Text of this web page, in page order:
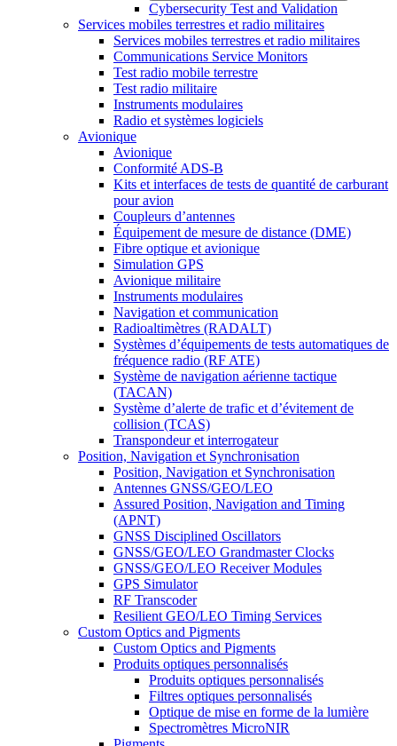
Cybersecurity Test and Validation
Services mobiles terrestres et radio militaires
Services mobiles terrestres et radio militaires
Communications Service Monitors
Test radio mobile terrestre
Test radio militaire
Instruments modulaires
Radio et systèmes logiciels
Avionique
Avionique
Conformité ADS-B
Kits et interfaces de tests de quantité de carburant
pour avion
Coupleurs d’antennes
Équipement de mesure de distance (DME)
Fibre optique et avionique
Simulation GPS
Avionique militaire
Instruments modulaires
Navigation et communication
Radioaltimètres (RADALT)
Systèmes d’équipements de tests automatiques de
fréquence radio (RF ATE)
Système de navigation aérienne tactique
(TACAN)
Système d’alerte de trafic et d’évitement de
collision (TCAS)
Transpondeur et interrogateur
Position, Navigation et Synchronisation
Position, Navigation et Synchronisation
Antennes GNSS/GEO/LEO
Assured Position, Navigation and Timing
(APNT)
GNSS Disciplined Oscillators
GNSS/GEO/LEO Grandmaster Clocks
GNSS/GEO/LEO Receiver Modules
GPS Simulator
RF Transcoder
Resilient GEO/LEO Timing Services
Custom Optics and Pigments
Custom Optics and Pigments
Produits optiques personnalisés
Produits optiques personnalisés
Filtres optiques personnalisés
Optique de mise en forme de la lumière
Spectromètres MicroNIR